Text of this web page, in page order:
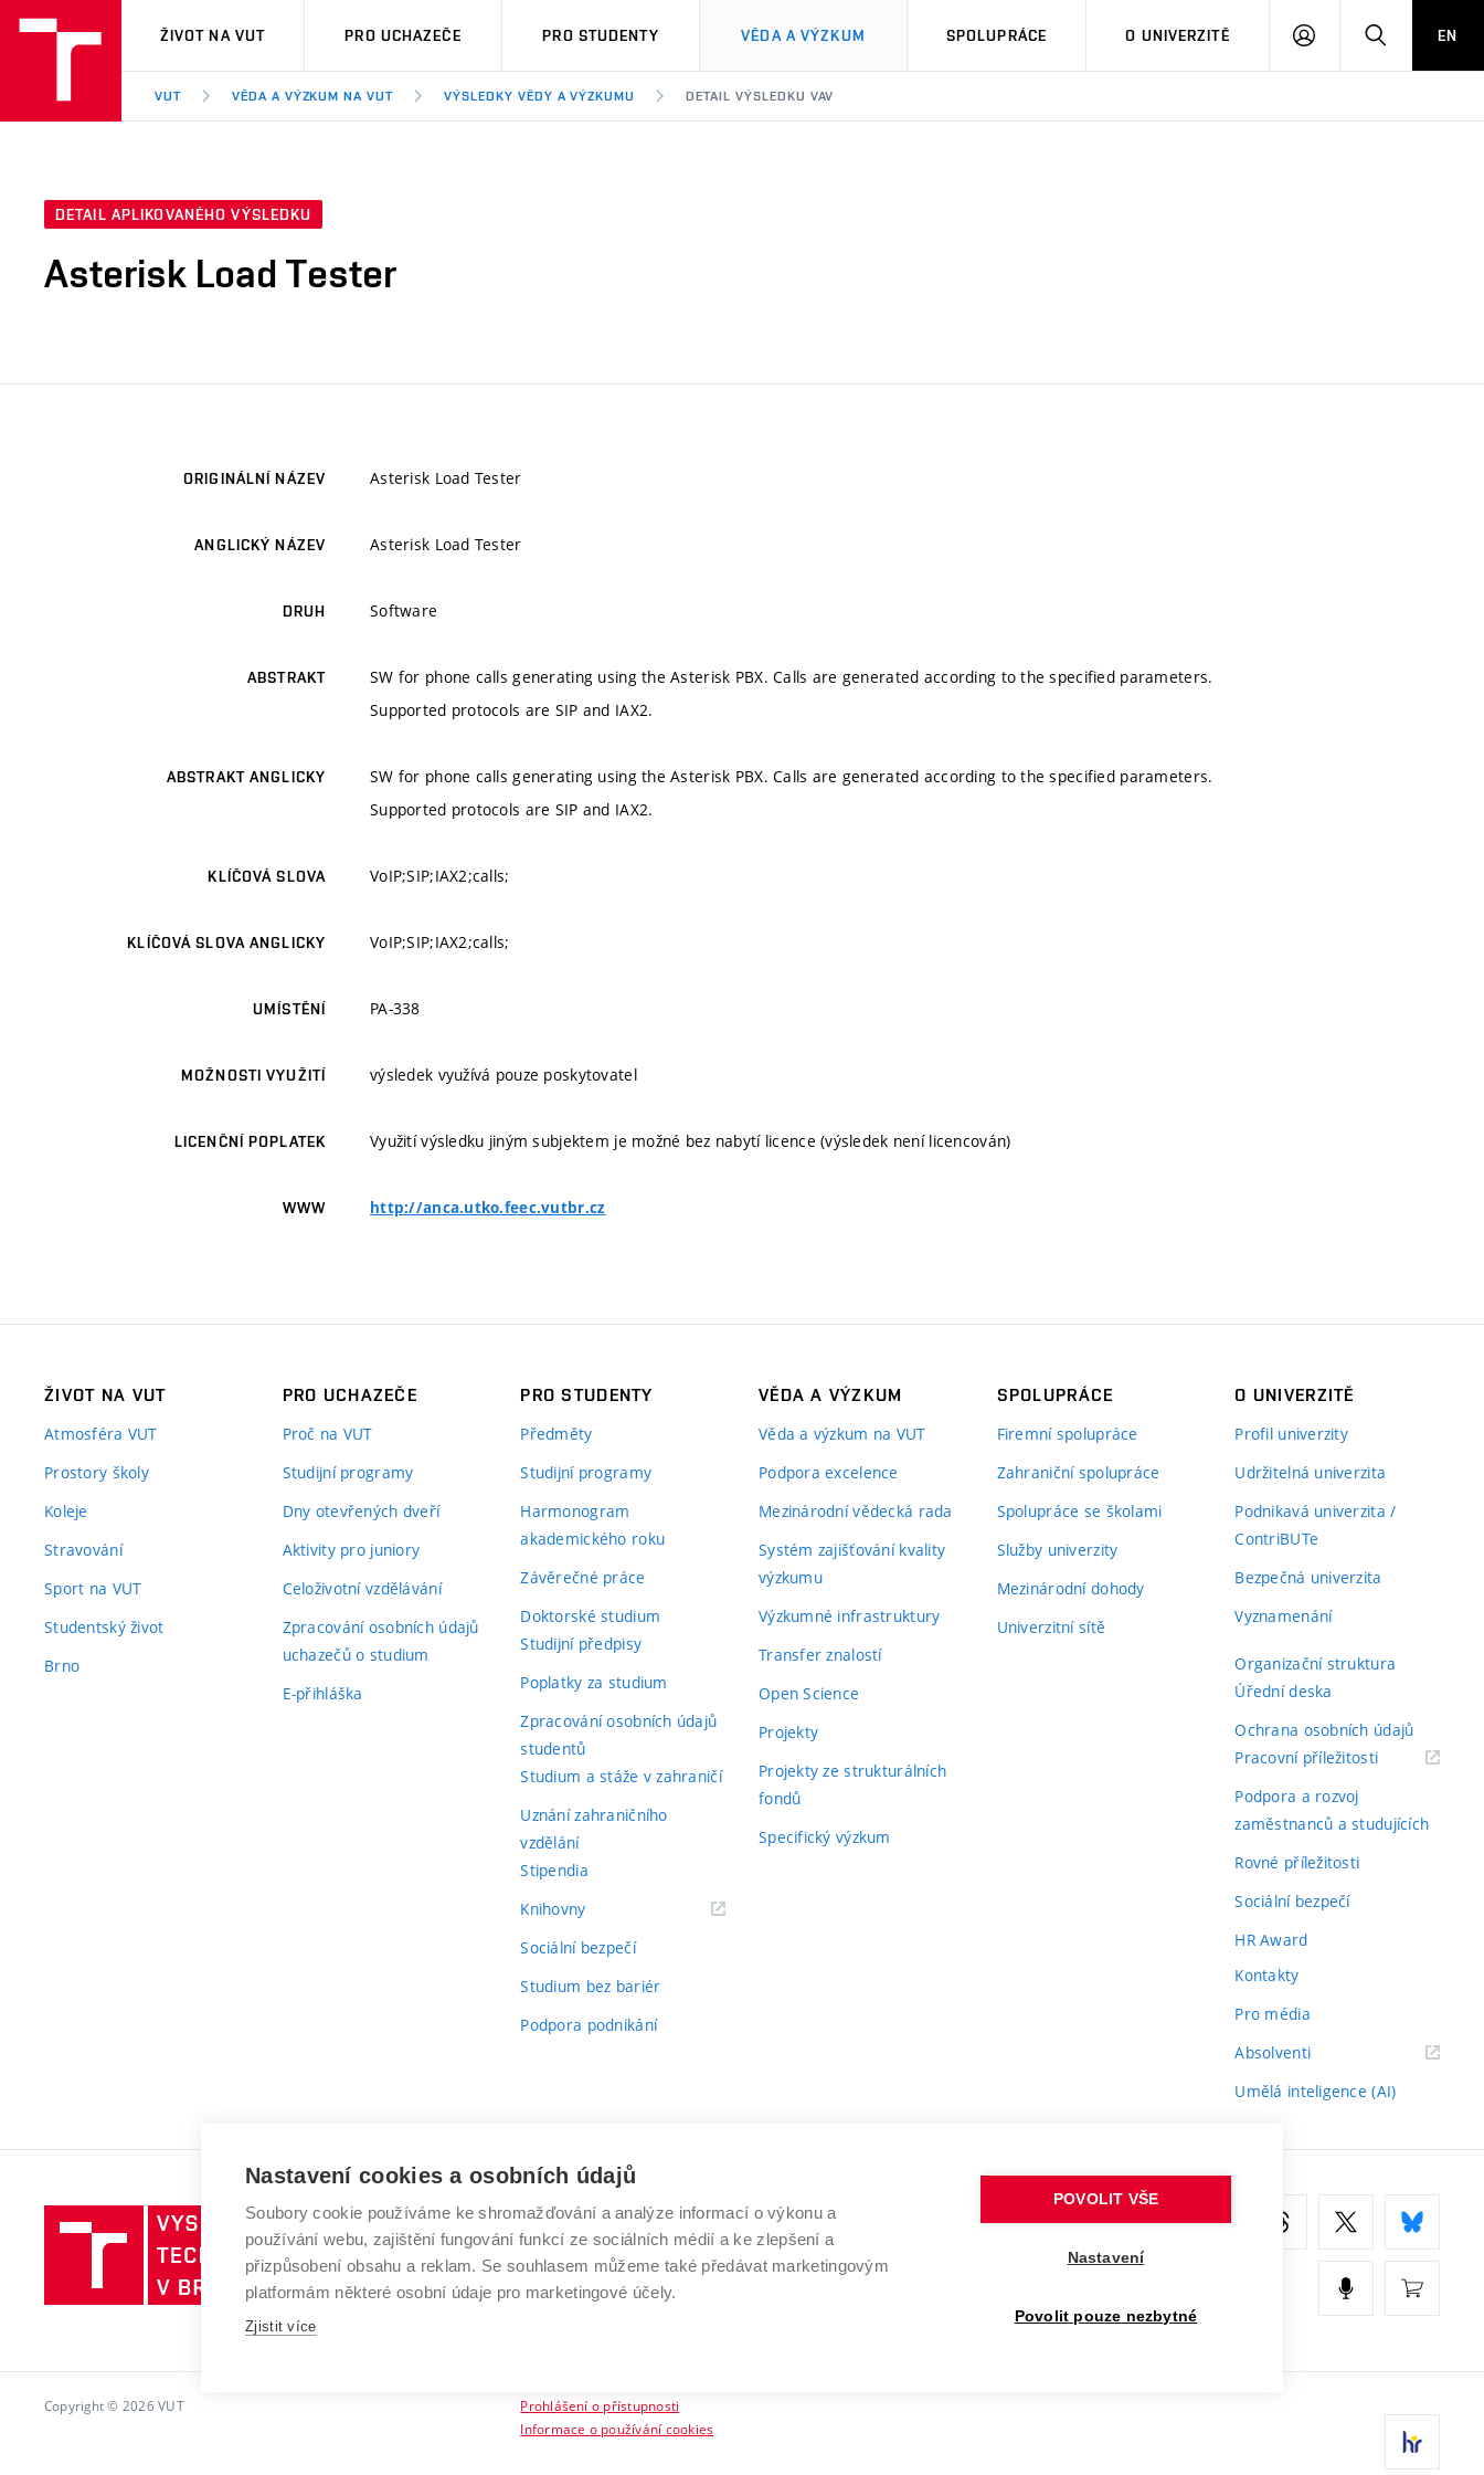
VUT
ŽIVOT NA VUT PRO UCHAZEČE PRO STUDENTY VĚDA A VÝZKUM SPOLUPRÁCE O UNIVERZITĚ
PŘIHLÁSIT HLEDATEN
VUT VĚDA A VÝZKUM NA VUT VÝSLEDKY VĚDY A VÝZKUMU DETAIL VÝSLEDKU VAV
DETAIL APLIKOVANÉHO VÝSLEDKU
Asterisk Load Tester
ORIGINÁLNÍ NÁZEV Asterisk Load Tester
ANGLICKÝ NÁZEV Asterisk Load Tester
DRUH Software
ABSTRAKT
SW for phone calls generating using the Asterisk PBX. Calls are generated according to the specified parameters.
Supported protocols are SIP and IAX2.
ABSTRAKT ANGLICKY
SW for phone calls generating using the Asterisk PBX. Calls are generated according to the specified parameters.
Supported protocols are SIP and IAX2.
KLÍČOVÁ SLOVA VoIP;SIP;IAX2;calls;
KLÍČOVÁ SLOVA ANGLICKY VoIP;SIP;IAX2;calls;
UMÍSTĚNÍ PA-338
MOŽNOSTI VYUŽITÍ výsledek využívá pouze poskytovatel
LICENČNÍ POPLATEK Využití výsledku jiným subjektem je možné bez nabytí licence (výsledek není licencován)
WWW http://anca.utko.feec.vutbr.cz
ŽIVOT NA VUT
Atmosféra VUT
Prostory školy
Koleje
Stravování
Sport na VUT
Studentský život
Brno
PRO UCHAZEČE
Proč na VUT
Studijní programy
Dny otevřených dveří
Aktivity pro juniory
Celoživotní vzdělávání
Zpracování osobních údajů
uchazečů o studium
E-přihláška
PRO STUDENTY
Předměty
Studijní programy
Harmonogram
akademického roku
Závěrečné práce
Doktorské studium
Studijní předpisy
Poplatky za studium
Zpracování osobních údajů
studentů
Studium a stáže v zahraničí
Uznání zahraničního
vzdělání
Stipendia
Knihovny(externí
Sociální bezpečí
Studium bez bariér
Podpora podnikání
VĚDA A VÝZKUM
Věda a výzkum na VUT
Podpora excelence
Mezinárodní vědecká rada
Systém zajišťování kvality
výzkumu
Výzkumné infrastruktury
Transfer znalostí
Open Science
Projekty
Projekty ze strukturálních
fondů
Specifický výzkum
SPOLUPRÁCE
Firemní spolupráce
Zahraniční spolupráce
Spolupráce se školami
Služby univerzity
Mezinárodní dohody
Univerzitní sítě
O UNIVERZITĚ
Profil univerzity
Udržitelná univerzita
Podnikavá univerzita /
ContriBUTe
Bezpečná univerzita
Vyznamenání
Organizační struktura
Úřední deska
Ochrana osobních údajů
Pracovní příležitosti(externí
Podpora a rozvoj
zaměstnanců a studujících
Rovné příležitosti
Sociální bezpečí
HR Award
Kontakty
Pro média
Absolventi(externí
Umělá inteligence (AI)
Vysoké
učení
technické
v
VYSOKÉ UČENÍ TECHNICKÉ V BRNĚ
Antonínská 548/1
602 00 Brno
www.vut.cz
Copyright © 2026 VUT
Prohlášení o přístupnosti
Informace o používání cookies
Nastavení cookies a osobních údajů
Soubory cookie používáme ke shromažďování a analýze informací o výkonu a
používání webu, zajištění fungování funkcí ze sociálních médií a ke zlepšení a
přizpůsobení obsahu a reklam. Se souhlasem můžeme také předávat marketingovým
platformám některé osobní údaje pro marketingové účely.
Zjistit více
POVOLIT VŠE
Nastavení
Povolit pouze nezbytné